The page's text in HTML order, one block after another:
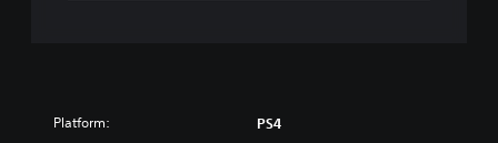
Platform: PS4